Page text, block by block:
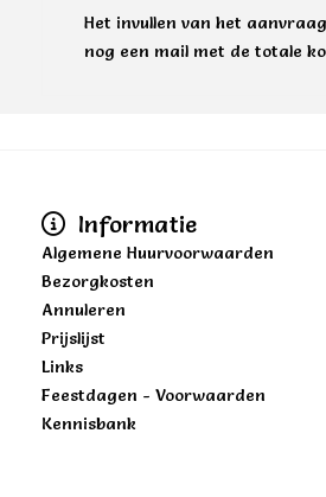
Het invullen van het
nog een mail met de totale
Informatie
Algemene Huurvoorwaarden
Bezorgkosten
Annuleren
Prijslijst
Links
Feestdagen - Voorwaarden
Kennisbank